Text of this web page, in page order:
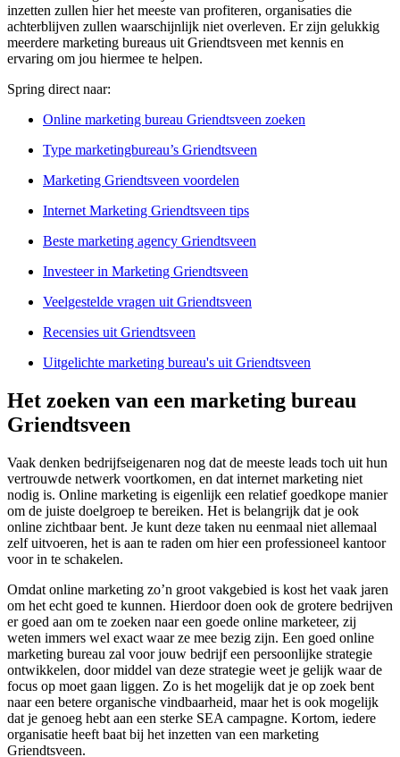
inzetten zullen hier het meeste van profiteren, organisaties die
achterblijven zullen waarschijnlijk niet overleven. Er zijn gelukkig
meerdere marketing bureaus uit Griendtsveen met kennis en
ervaring om jou hiermee te helpen.
Spring direct naar:
Online marketing bureau Griendtsveen zoeken
Type marketingbureau’s Griendtsveen
Marketing Griendtsveen voordelen
Internet Marketing Griendtsveen tips
Beste marketing agency Griendtsveen
Investeer in Marketing Griendtsveen
Veelgestelde vragen uit Griendtsveen
Recensies uit Griendtsveen
Uitgelichte marketing bureau's uit Griendtsveen
Het zoeken van een marketing bureau
Griendtsveen
Vaak denken bedrijfseigenaren nog dat de meeste leads toch uit hun
vertrouwde netwerk voortkomen, en dat internet marketing niet
nodig is. Online marketing is eigenlijk een relatief goedkope manier
om de juiste doelgroep te bereiken. Het is belangrijk dat je ook
online zichtbaar bent. Je kunt deze taken nu eenmaal niet allemaal
zelf uitvoeren, het is aan te raden om hier een professioneel kantoor
voor in te schakelen.
Omdat online marketing zo’n groot vakgebied is kost het vaak jaren
om het echt goed te kunnen. Hierdoor doen ook de grotere bedrijven
er goed aan om te zoeken naar een goede online marketeer, zij
weten immers wel exact waar ze mee bezig zijn. Een goed online
marketing bureau zal voor jouw bedrijf een persoonlijke strategie
ontwikkelen, door middel van deze strategie weet je gelijk waar de
focus op moet gaan liggen. Zo is het mogelijk dat je op zoek bent
naar een betere organische vindbaarheid, maar het is ook mogelijk
dat je genoeg hebt aan een sterke SEA campagne. Kortom, iedere
organisatie heeft baat bij het inzetten van een marketing
Griendtsveen.